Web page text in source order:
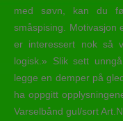
med søvn, kan du
småspising. Motivasjon
er interessert nok så
logisk.» Slik sett
legge en demper på
ha oppgitt
Varselbånd gul/sort